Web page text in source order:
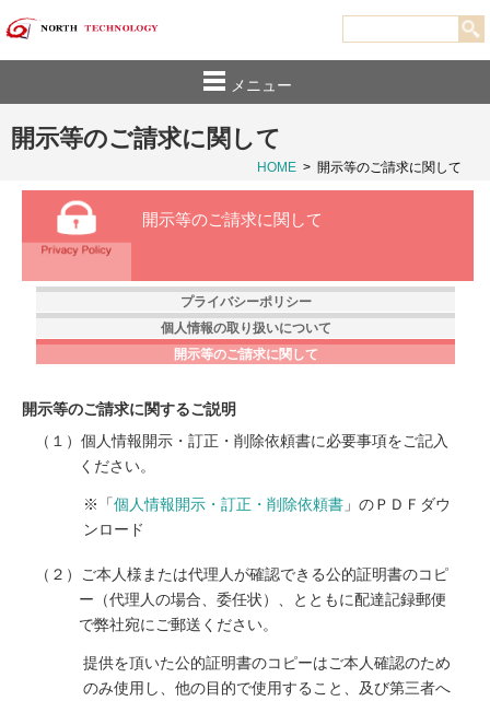
メニュー
開示等のご請求に関して
HOME > 開示等のご請求に関して
開示等のご請求に関して
プライバシーポリシー
個人情報の取り扱いについて
開示等のご請求に関して
開示等のご請求に関するご説明
（１）個人情報開示・訂正・削除依頼書に必要事項をご記入
ください。
※「個人情報開示・訂正・削除依頼書 」のＰＤＦダウ
ンロード
（２）ご本人様または代理人が確認できる公的証明書のコピ
ー（代理人の場合、委任状）、とともに配達記録郵便
で弊社宛にご郵送ください。
提供を頂いた公的証明書のコピーはご本人確認のため
のみ使用し、他の目的で使用すること、及び第三者へ